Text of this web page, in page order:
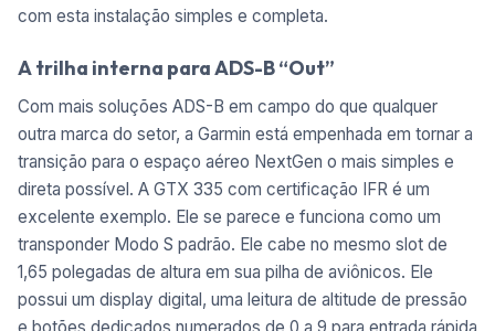
com esta instalação simples e completa.
A trilha interna para ADS-B “Out”
Com mais soluções ADS-B em campo do que qualquer
outra marca do setor, a Garmin está empenhada em tornar a
transição para o espaço aéreo NextGen o mais simples e
direta possível. A GTX 335 com certificação IFR é um
excelente exemplo. Ele se parece e funciona como um
transponder Modo S padrão. Ele cabe no mesmo slot de
1,65 polegadas de altura em sua pilha de aviônicos. Ele
possui um display digital, uma leitura de altitude de pressão